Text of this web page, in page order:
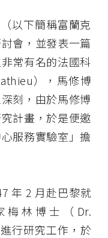
以下簡稱富蘭克
會，並發表一篇
常有名的法國科
），馬修博
刻，由於馬修博
計畫，於是便邀
服務實驗室」擔
年 2 月赴巴黎就
梅林博士（Dr.
行研究工作，於